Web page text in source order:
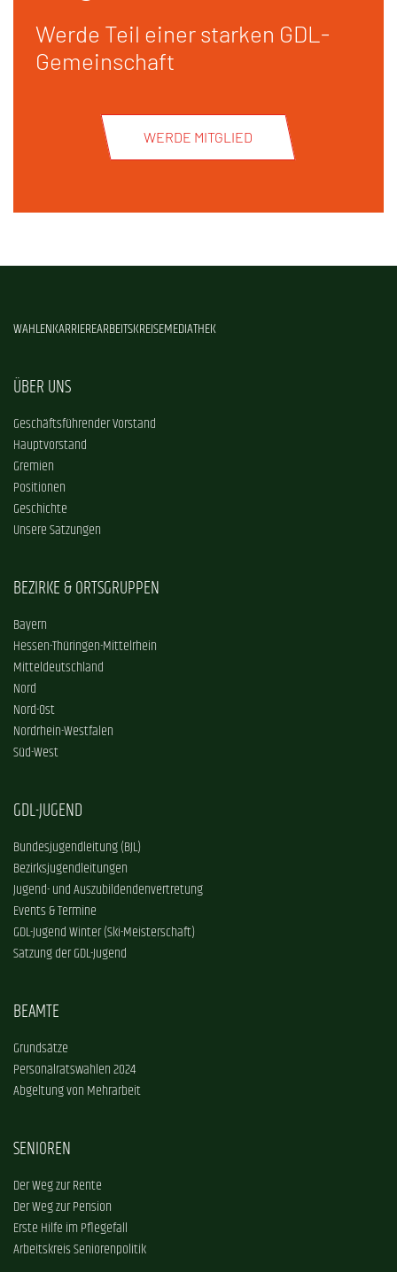
Werde Teil einer starken GDL-
Gemeinschaft
WERDE MITGLIED
WAHLENKARRIEREARBEITSKREISEMEDIATHEK
ÜBER UNS
Geschäftsführender Vorstand
Hauptvorstand
Gremien
Positionen
Geschichte
Unsere Satzungen
BEZIRKE & ORTSGRUPPEN
Bayern
Hessen-Thüringen-Mittelrhein
Mitteldeutschland
Nord
Nord-Ost
Nordrhein-Westfalen
Süd-West
GDL-JUGEND
Bundesjugendleitung (BJL)
Bezirksjugendleitungen
Jugend- und Auszubildendenvertretung
Events & Termine
GDL-Jugend Winter (Ski-Meisterschaft)
Satzung der GDL-Jugend
BEAMTE
Grundsätze
Personalratswahlen 2024
Abgeltung von Mehrarbeit
SENIOREN
Der Weg zur Rente
Der Weg zur Pension
Erste Hilfe im Pflegefall
Arbeitskreis Seniorenpolitik